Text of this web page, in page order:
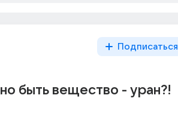
Подписаться
быть вещество - уран?!